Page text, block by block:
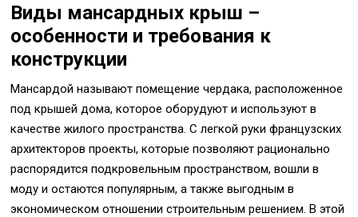
Виды мансардных крыш –
особенности и требования к
конструкции
Мансардой называют помещение чердака, расположенное
под крышей дома, которое оборудуют и используют в
качестве жилого пространства. С легкой руки французских
архитекторов проекты, которые позволяют рационально
распорядится подкровельным пространством, вошли в
моду и остаются популярным, а также выгодным в
экономическом отношении строительным решением. В этой